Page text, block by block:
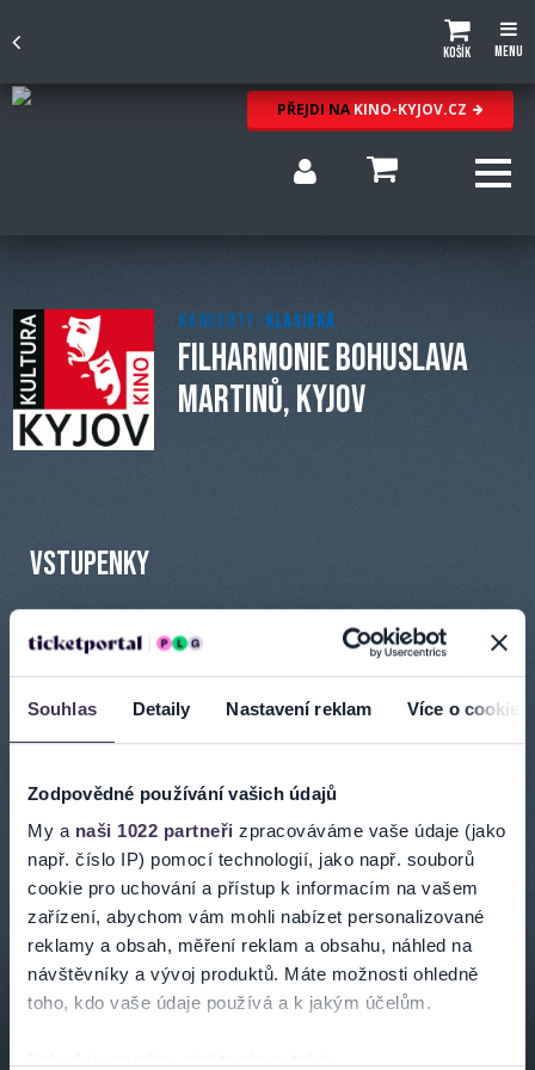
Souhlas Detaily Nastavení reklam Více o cookies
Zodpovědné používání vašich údajů
My a naši 1022 partneři zpracováváme vaše údaje (jako
např. číslo IP) pomocí technologií, jako např. souborů
cookie pro uchování a přístup k informacím na vašem
zařízení, abychom vám mohli nabízet personalizované
reklamy a obsah, měření reklam a obsahu, náhled na
návštěvníky a vývoj produktů. Máte možnosti ohledně
toho, kdo vaše údaje používá a k jakým účelům.
Menu
Košík
PŘEJDI NAKINO-KYJOV.CZ
KONCERTY/KLASICKÁ
FILHARMONIE BOHUSLAVA
MARTINŮ, KYJOV
VSTUPENKY
INFORMACE O AKCI
Koncert s degustací vína partnerského vinařství Šalša.
Filharmonie Bohuslava Martinů je profesionální osmdesátičlenný
symfonický orchestr. Současným šéfdirigentem orchestru je
Robert Kružík. Na domácí půdě realizuje řadu mimořádných
produkcí s předními českými i zahraničními interprety. Vystupuje
takřka po celé Evropě i ve světě. Účastní se mnoha významných
českých festivalů (Pražské jaro, Smetanova Litomyšl, Janáčkův Máj,
Festival Český Krumlov, Špilberk Brno a další). Pravidelně